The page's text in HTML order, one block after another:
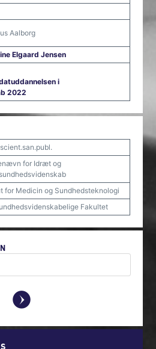
Aalborg
Elgaard Jensen
i
2022
for Idræt og
for Medicin og Sundhedsteknologi
Fakultet
y